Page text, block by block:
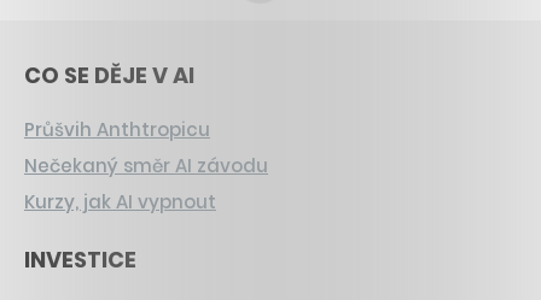
CO SE DĚJE V AI
Průšvih Anthtropicu
Nečekaný směr AI závodu
Kurzy, jak AI vypnout
INVESTICE